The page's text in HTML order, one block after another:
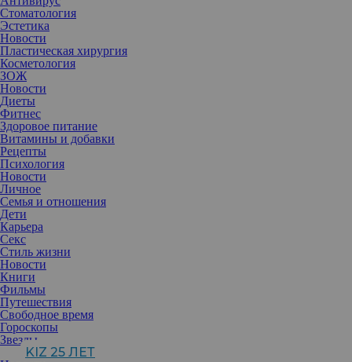
Стоматология
Эстетика
Новости
Пластическая хирургия
Косметология
ЗОЖ
Новости
Диеты
Фитнес
Здоровое питание
Витамины и добавки
Рецепты
Психология
Новости
Личное
Семья и отношения
Дети
Карьера
Секс
Стиль жизни
Новости
Книги
Фильмы
Путешествия
Свободное время
Гороскопы
Звезды
KIZ 25 ЛЕТ